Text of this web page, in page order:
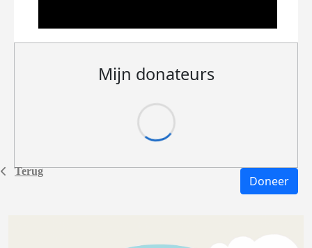
Terug
Mijn donateurs
Doneer